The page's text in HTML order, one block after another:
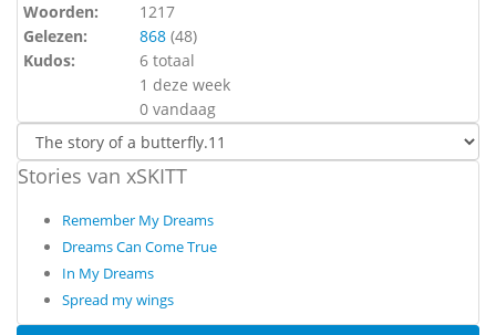
Woorden:
1217
Gelezen:
868 (48)
Kudos:
6 totaal
1 deze week
0 vandaag
Stories van xSKITT
Remember My Dreams
Dreams Can Come True
In My Dreams
Spread my wings